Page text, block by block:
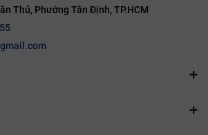
Thủ, Phường Tân Định, TP.HCM